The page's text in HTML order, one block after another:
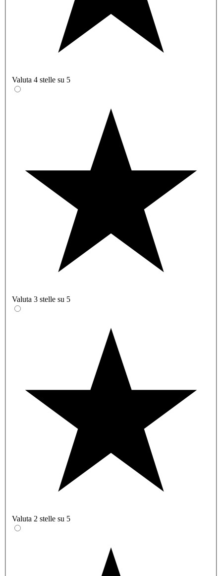
Valuta 4 stelle su 5
Valuta 3 stelle su 5
Valuta 2 stelle su 5